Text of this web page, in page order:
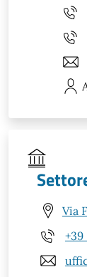
Via
+39